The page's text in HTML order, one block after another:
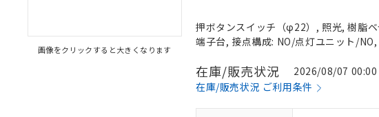
画像をクリックすると大きくなります
押ボタンスイッチ（φ22）, 照光, 樹脂
端子台, 接点構成: NO/点灯ユニット/
在庫/販売状況
2026/08/07 00:00
在庫/販売状況 ご利用条件